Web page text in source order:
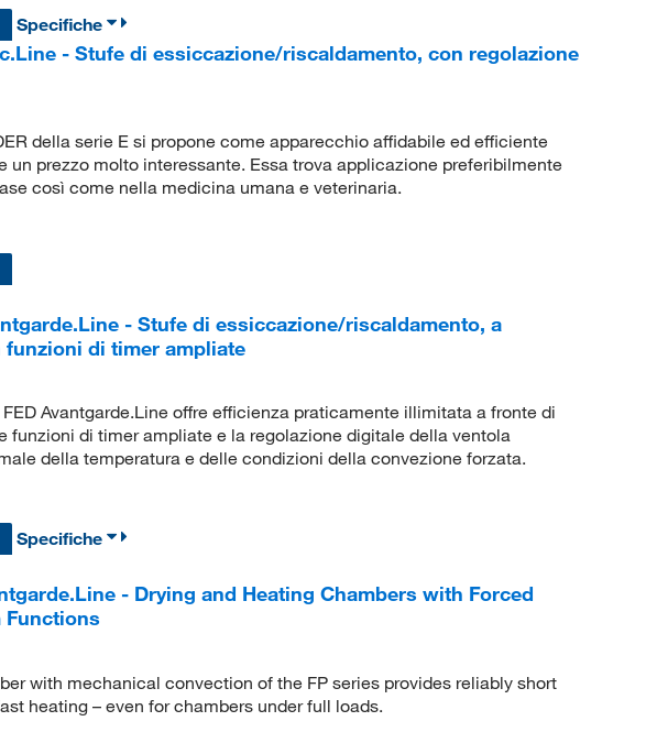
Specifiche
- Stufe di essiccazione/riscaldamento, con regolazione
della serie E si propone come apparecchio affidabile ed efficiente
un prezzo molto interessante. Essa trova applicazione preferibilmente
così come nella medicina umana e veterinaria.
- Stufe di essiccazione/riscaldamento, a
di timer ampliate
Avantgarde.Line offre efficienza praticamente illimitata a fronte di
funzioni di timer ampliate e la regolazione digitale della ventola
della temperatura e delle condizioni della convezione forzata.
Specifiche
- Drying and Heating Chambers with Forced
Functions
with mechanical convection of the FP series provides reliably short
heating – even for chambers under full loads.